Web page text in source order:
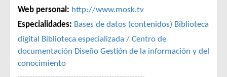
Web personal: http://www.mosk.tv
Especialidades: Bases de datos (contenidos) Biblioteca
digital
Biblioteca especializada / Centro de
documentación Diseño Gestión de la información y del
conocimiento